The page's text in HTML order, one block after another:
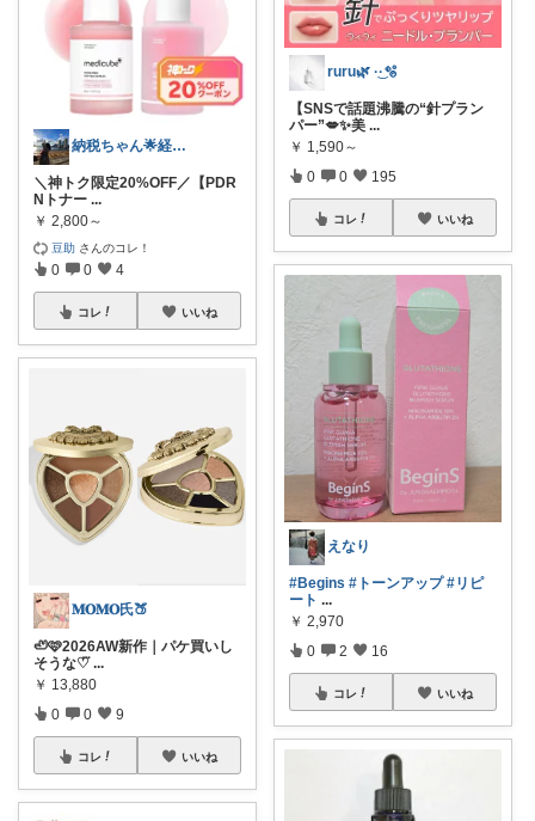
納税ちゃん🌟経由購入★
＼神トク限定20%OFF／【PDR
Nトナー ...
￥ 2,800～
豆助 さんのコレ！
0 0 4
コレ いいね
𝐌𝐎𝐌𝐎氏🍑
🦥🩷2026AW新作｜パケ買いし
そうな♡⃛ ...
￥ 13,880
0 0 9
コレ いいね
ruru🌿 ·͜·🫧
【SNSで話題沸騰の“針プラン
パー”💋✨美 ...
￥ 1,590～
0 0 195
コレ いいね
えなり
#Begins #トーンアップ #リピ
ート ...
￥ 2,970
0 2 16
コレ いいね